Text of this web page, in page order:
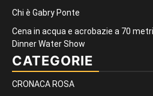
Chi è Gabry Ponte
Cena in acqua e acrobazie a 70
Dinner Water Show
CATEGORIE
CRONACA ROSA